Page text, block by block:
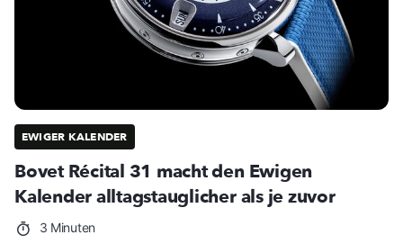
EWIGER KALENDER
Bovet Récital 31 macht den Ewigen
Kalender alltagstauglicher als je zuvor
3 Minuten